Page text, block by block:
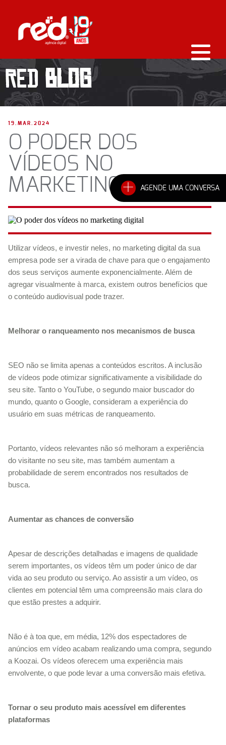
RED BLOG
19.MAR.2024
O PODER DOS
VÍDEOS NO
MARKETING DIGITAL
Utilizar vídeos, e investir neles, no marketing digital da sua
empresa pode ser a virada de chave para que o engajamento
dos seus serviços aumente exponencialmente. Além de
agregar visualmente à marca, existem outros benefícios que
o conteúdo audiovisual pode trazer.
Melhorar o ranqueamento nos mecanismos de busca
SEO não se limita apenas a conteúdos escritos. A inclusão
de vídeos pode otimizar significativamente a visibilidade do
seu site. Tanto o YouTube, o segundo maior buscador do
mundo, quanto o Google, consideram a experiência do
usuário em suas métricas de ranqueamento.
Portanto, vídeos relevantes não só melhoram a experiência
do visitante no seu site, mas também aumentam a
probabilidade de serem encontrados nos resultados de
busca.
Aumentar as chances de conversão
Apesar de descrições detalhadas e imagens de qualidade
serem importantes, os vídeos têm um poder único de dar
vida ao seu produto ou serviço. Ao assistir a um vídeo, os
clientes em potencial têm uma compreensão mais clara do
que estão prestes a adquirir.
Não é à toa que, em média, 12% dos espectadores de
anúncios em vídeo acabam realizando uma compra, segundo
a Koozai. Os vídeos oferecem uma experiência mais
envolvente, o que pode levar a uma conversão mais efetiva.
Tornar o seu produto mais acessível em diferentes
plataformas
+ AGENDE UMA CONVERSA